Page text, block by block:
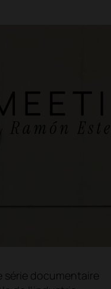
série documentaire